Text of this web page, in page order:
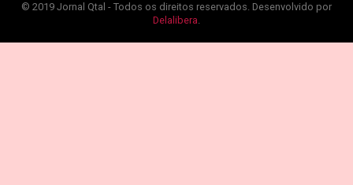
© 2019 Jornal Qtal - Todos os direitos reservados. Desenvolvido por
Delalibera.